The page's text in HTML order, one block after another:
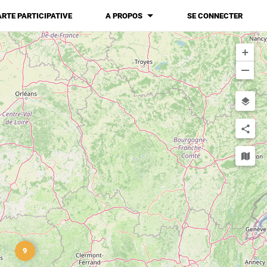
PARTICIPATIVE A PROPOS SE CONNECTER
9
+
−